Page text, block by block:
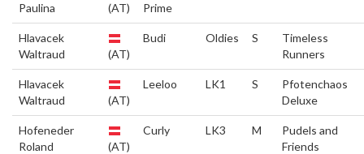
Paulina
(AT)
Prime
Hlavacek
Waltraud
(AT)
Budi Oldies S
Timeless
Runners
Hlavacek
Waltraud
(AT)
Leeloo LK1 S
Pfotenchaos
Deluxe
Hofeneder
Roland
(AT)
Curly LK3 M
Pudels and
Friends